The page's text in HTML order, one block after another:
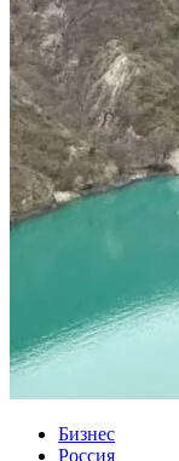
Бизнес
Россия